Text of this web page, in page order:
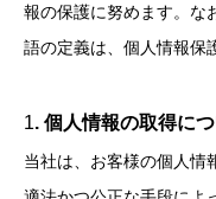
報の保護に努めます。な
語の定義は、個人情報保
1. 個人情報の取得に
当社は、お客様の個人情